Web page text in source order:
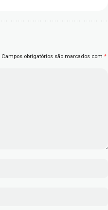
Campos obrigatórios são marcados com *